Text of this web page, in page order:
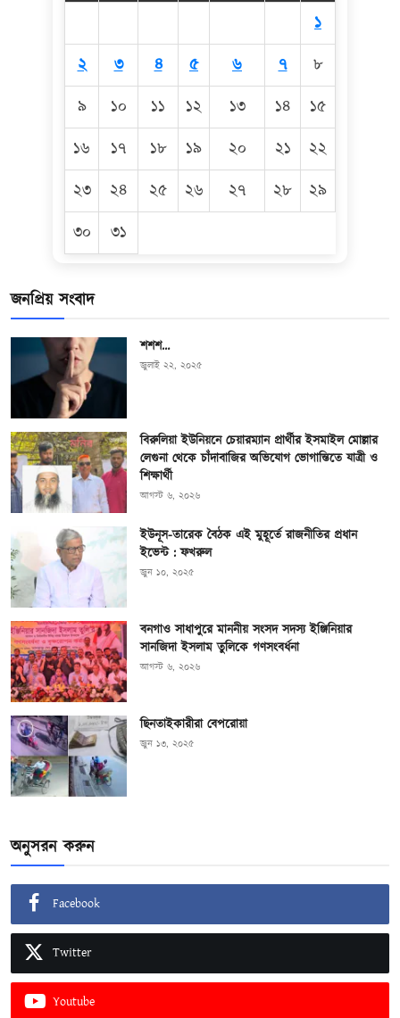
১
২
৩ ৪ ৫ ৬ ৭
৮
৯
১০ ১১ ১২ ১৩ ১৪
১৫
১৬
১৭ ১৮ ১৯ ২০ ২১
২২
২৩
২৪ ২৫ ২৬ ২৭ ২৮
২৯
৩০
৩১
জনপ্রিয় সংবাদ
শশশ…
জুলাই ২২, ২০২৫
বিরুলিয়া ইউনিয়নে চেয়ারম্যান প্রার্থীর ইসমাইল মোল্লার
লেগুনা থেকে চাঁদাবাজির অভিযোগ ভোগান্তিতে যাত্রী ও
শিক্ষার্থী
আগস্ট ৬, ২০২৬
ইউনূস-তারেক বৈঠক এই মুহূর্তে রাজনীতির প্রধান
ইভেন্ট : ফখরুল
জুন ১০, ২০২৫
বনগাও সাধাপুরে মাননীয় সংসদ সদস্য ইঞ্জিনিয়ার
সানজিদা ইসলাম তুলিকে গণসংবর্ধনা
আগস্ট ৬, ২০২৬
ছিনতাইকারীরা বেপরোয়া
জুন ১৩, ২০২৫
অনুসরন করুন
Facebook
Twitter
Youtube